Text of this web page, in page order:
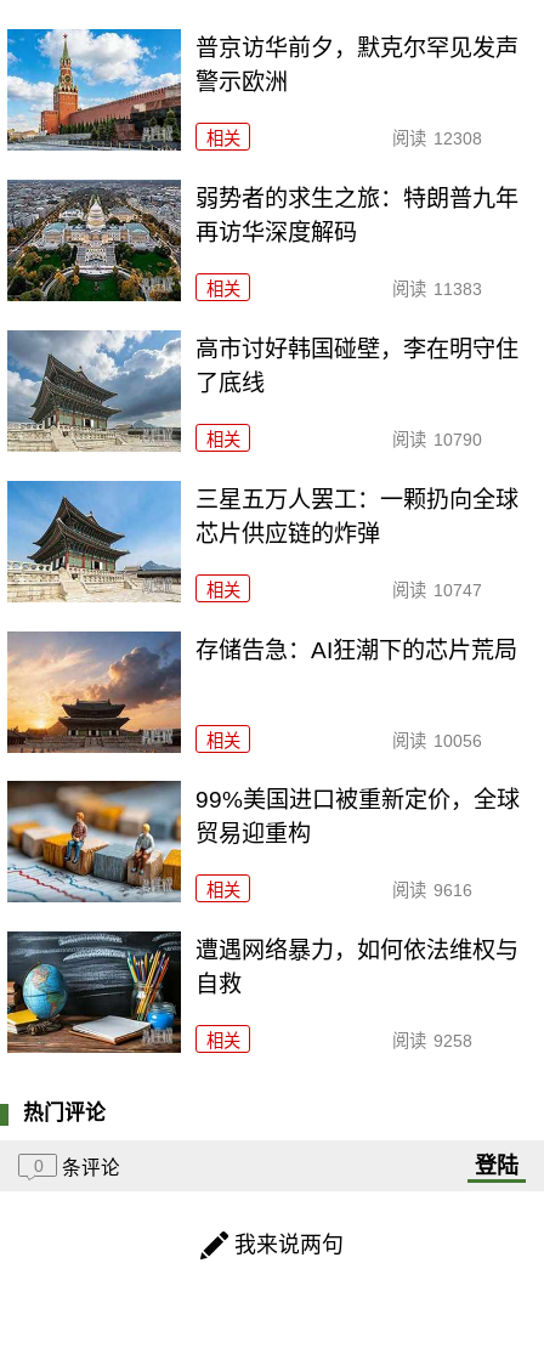
普京访华前夕，默克尔罕见发声
警示欧洲
相关 阅读 12308
弱势者的求生之旅：特朗普九年
再访华深度解码
相关 阅读 11383
高市讨好韩国碰壁，李在明守住
了底线
相关 阅读 10790
三星五万人罢工：一颗扔向全球
芯片供应链的炸弹
相关 阅读 10747
存储告急：AI狂潮下的芯片荒局
相关 阅读 10056
99%美国进口被重新定价，全球
贸易迎重构
相关 阅读 9616
遭遇网络暴力，如何依法维权与
自救
相关 阅读 9258
热门评论
0 条评论 登陆
我来说两句